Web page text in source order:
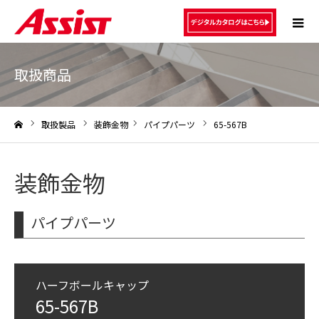
取扱商品
取扱製品 装飾金物 パイプパーツ 65-567B
装飾金物
パイプパーツ
ハーフボールキャップ
65-567B